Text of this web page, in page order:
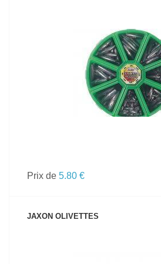
VOIR LE PRODUIT
Prix de 5.80 €
JAXON OLIVETTES